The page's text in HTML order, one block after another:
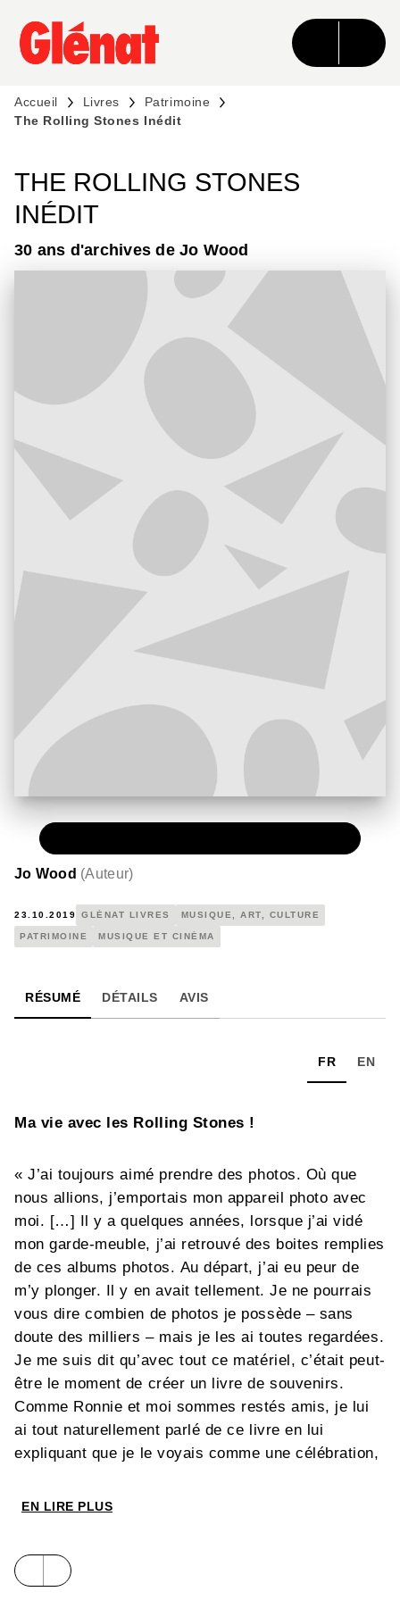
MENU RECHERCHE CONTENU
PIED DE PAGE
Accueil Livres
Patrimoine
The Rolling Stones Inédit
THE ROLLING STONES
INÉDIT
30 ans d'archives de Jo Wood
Jo Wood (Auteur)
23.10.2019 GLÉNAT LIVRES MUSIQUE, ART, CULTURE
PATRIMOINE MUSIQUE ET CINÉMA
RÉSUMÉ DÉTAILS AVIS
FR EN
Ma vie avec les Rolling Stones !
« J’ai toujours aimé prendre des photos. Où que
nous allions, j’emportais mon appareil photo avec
moi. […] Il y a quelques années, lorsque j’ai vidé
mon garde-meuble, j’ai retrouvé des boites remplies
de ces albums photos. Au départ, j’ai eu peur de
m’y plonger. Il y en avait tellement. Je ne pourrais
vous dire combien de photos je possède – sans
doute des milliers – mais je les ai toutes regardées.
Je me suis dit qu’avec tout ce matériel, c’était peut-
être le moment de créer un livre de souvenirs.
Comme Ronnie et moi sommes restés amis, je lui
ai tout naturellement parlé de ce livre en lui
expliquant que je le voyais comme une célébration,
vie. Il s’est montré d’un grand soutien. En créant ce
J’espère qu’il fera découvrir aux lecteurs ce qu’est
vraiment la vie sur les routes et ce que signifie être
EN LIRE PLUS